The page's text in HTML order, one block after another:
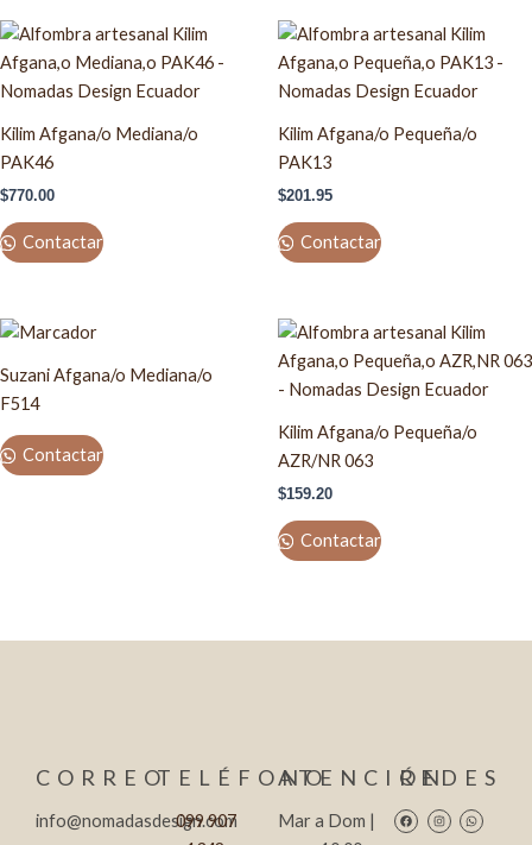
Kilim Afgana/o Mediana/o
PAK46
$770.00
Contactar
Kilim Afgana/o Pequeña/o
PAK13
$201.95
Contactar
Suzani Afgana/o Mediana/o
F514
Contactar
Kilim Afgana/o Pequeña/o
AZR/NR 063
$159.20
Contactar
CORREO
info@nomadasdesign.com
TELÉFONO
099 907
ATENCIÓN
Mar a Dom |
REDES
FacebookInstagramWhatsapp